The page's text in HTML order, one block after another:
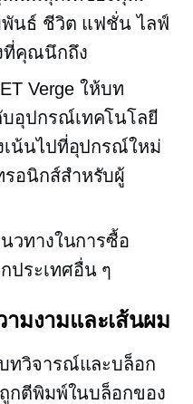
นธ์ ชีวิต แฟชั่น ไลฟ์
ที่คุณนึกถึง
Verge ให้บท
อุปกรณ์เทคโนโลยี
เน้นไปที่อุปกรณ์ใหม่
อนิกส์สำหรับผู้
วทางในการซื้อ
ประเทศอื่น ๆ
มงามและเส้นผม
ทวิจารณ์และบล็อก
กตีพิมพ์ในบล็อกของ